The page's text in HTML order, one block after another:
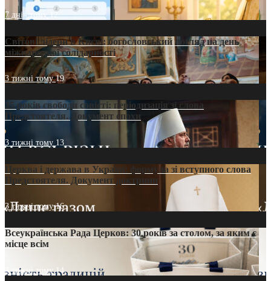
7 днів тому12
Світові лідери в Києві: богословський погляд на день
міжнародної солідарності
3 тижні тому19
35 років свободи совісті: періодизація зі слова
Предстоятеля. Документ епохи
3 тижні тому 13
Церква і держава в Україні: формула зі вступного слова
Предстоятеля. Документ доктрини
3 тижні тому16
Всеукраїнська Рада Церков: 30 років за столом, за яким є
місце всім
3 тижні тому14